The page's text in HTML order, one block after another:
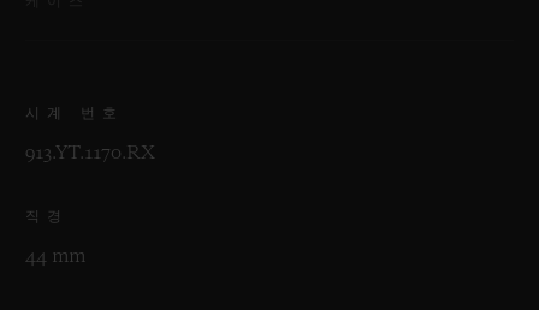
시계 번호
913.YT.1170.RX
직경
44 mm